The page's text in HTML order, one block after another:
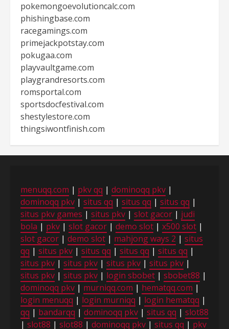
pokemongoevolutioncalc.com
phishingbase.com
racegamings.com
primejackpotstay.com
pokugaa.com
playvaultgame.com
playgrandresorts.com
romsportal.com
sportsdocfestival.com
shestylestore.com
thingsiwontfinish.com
menuqq.com | pkv qq | dominoqq pkv |
dominoqq pkv | situs qq | situs qq | situs qq |
situs pkv games | situs pkv | slot gacor | judi
bola | pkv | slot gacor | demo slot | x500 slot |
slot gacor | demo slot | mahjong ways 2 | situs
qq | situs pkv | situs qq | situs qq | situs qq |
situs pkv | situs pkv | situs pkv | situs pkv |
situs pkv | situs pkv | login sbobet | sbobet88 |
dominoqq pkv | murniqq.com | hematqq.com |
login menuqq | login murniqq | login hematqq |
qq | bandarqq | dominoqq pkv | situs qq | slot88
| slot88 | slot88 | dominoqq pkv | situs qq | pkv